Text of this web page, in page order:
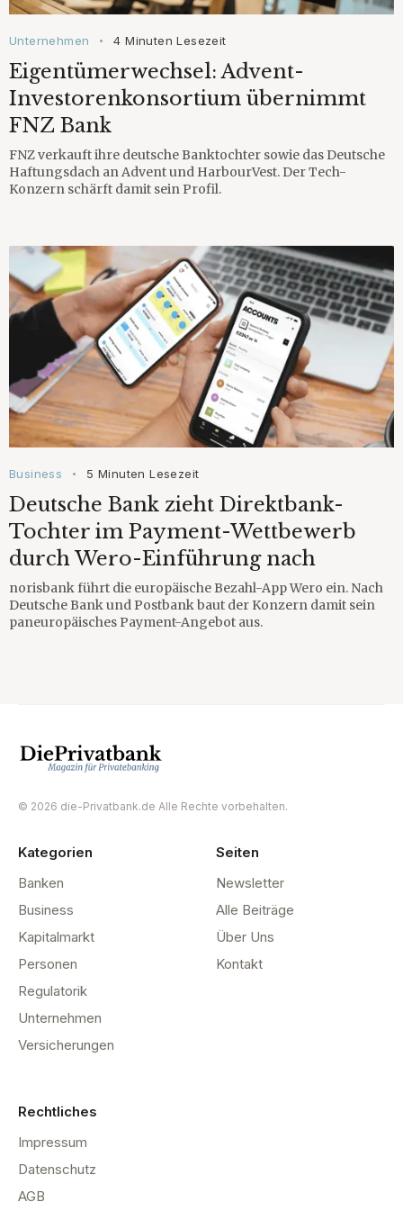
Unternehmen • 4 Minuten Lesezeit
Eigentümerwechsel: Advent-
Investorenkonsortium übernimmt
FNZ Bank
FNZ verkauft ihre deutsche Banktochter sowie das Deutsche
Haftungsdach an Advent und HarbourVest. Der Tech-
Konzern schärft damit sein Profil.
Business • 5 Minuten Lesezeit
Deutsche Bank zieht Direktbank-
Tochter im Payment-Wettbewerb
durch Wero-Einführung nach
norisbank führt die europäische Bezahl-App Wero ein. Nach
Deutsche Bank und Postbank baut der Konzern damit sein
paneuropäisches Payment-Angebot aus.
© 2026 die-Privatbank.de Alle Rechte vorbehalten.
Kategorien
Banken
Business
Kapitalmarkt
Personen
Regulatorik
Unternehmen
Versicherungen
Seiten
Newsletter
Alle Beiträge
Über Uns
Kontakt
Rechtliches
Impressum
Datenschutz
AGB